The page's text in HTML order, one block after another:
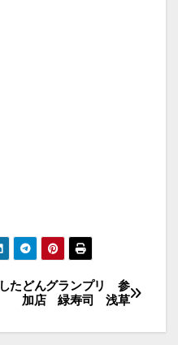
したどんグランプリ 参
加店 緑寿司 浅草